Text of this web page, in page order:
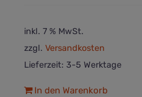
inkl. 7 % MwSt.
zzgl. Versandkosten
Lieferzeit: 3-5 Werktage
In den Warenkorb